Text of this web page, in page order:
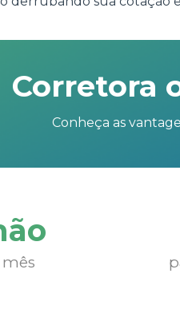
Corretora
Conheça as